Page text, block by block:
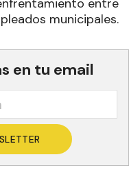
municipales.
en tu email